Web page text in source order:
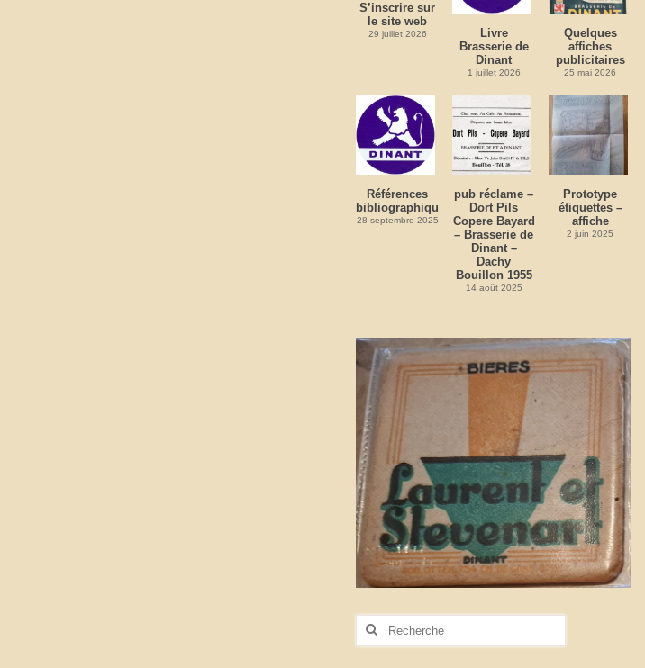
S’inscrire sur
le site web
29 juillet 2026
Livre
Brasserie de
Dinant
1 juillet 2026
Quelques
affiches
publicitaires
25 mai 2026
Références
bibliographiques
28 septembre 2025
pub réclame –
Dort Pils
Copere Bayard
– Brasserie de
Dinant –
Dachy
Bouillon 1955
14 août 2025
Prototype
étiquettes –
affiche
2 juin 2025
Rechercher